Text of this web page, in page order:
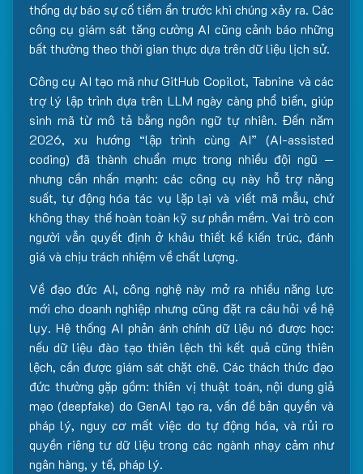
thống dự báo sự cố tiềm ẩn trước khi chúng xảy ra. Các
công cụ giám sát tăng cường AI cũng cảnh báo những
bất thường theo thời gian thực dựa trên dữ liệu lịch sử.
Công cụ AI tạo mã như GitHub Copilot, Tabnine và các
trợ lý lập trình dựa trên LLM ngày càng phổ biến, giúp
sinh mã từ mô tả bằng ngôn ngữ tự nhiên. Đến năm
2026, xu hướng “lập trình cùng AI” (AI-assisted
coding) đã thành chuẩn mực trong nhiều đội ngũ —
nhưng cần nhấn mạnh: các công cụ này hỗ trợ năng
suất, tự động hóa tác vụ lặp lại và viết mã mẫu, chứ
không thay thế hoàn toàn kỹ sư phần mềm. Vai trò con
người vẫn quyết định ở khâu thiết kế kiến trúc, đánh
giá và chịu trách nhiệm về chất lượng.
Về đạo đức AI, công nghệ này mở ra nhiều năng lực
mới cho doanh nghiệp nhưng cũng đặt ra câu hỏi về hệ
lụy. Hệ thống AI phản ánh chính dữ liệu nó được học:
nếu dữ liệu đào tạo thiên lệch thì kết quả cũng thiên
lệch, cần được giám sát chặt chẽ. Các thách thức đạo
đức thường gặp gồm: thiên vị thuật toán, nội dung giả
mạo (deepfake) do GenAI tạo ra, vấn đề bản quyền và
pháp lý, nguy cơ mất việc do tự động hóa, và rủi ro
quyền riêng tư dữ liệu trong các ngành nhạy cảm như
ngân hàng, y tế, pháp lý.